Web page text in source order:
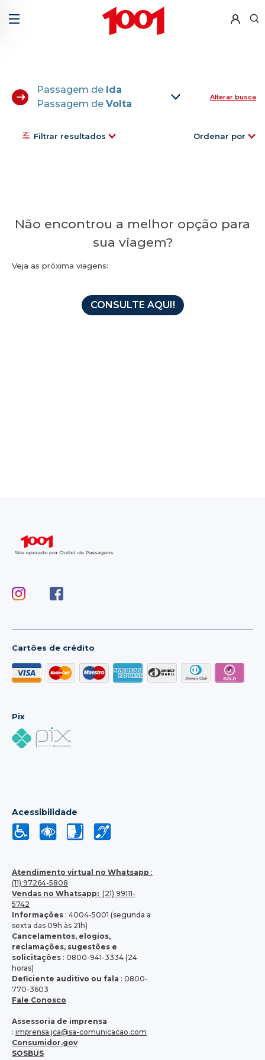
Passagem de Ida
Passagem de Volta
Alterar busca
Filtrar resultados Ordenar por
Não encontrou a melhor opção para
sua viagem?
Veja as próxima viagens:
CONSULTE AQUI!
Cartões de crédito
Pix
Acessibilidade
Atendimento virtual no Whatsapp :
(11) 97264-5808
Vendas no Whatsapp: (21) 99111-
5742
Informações : 4004-5001 (segunda a
sexta das 09h às 21h)
Cancelamentos, elogios,
reclamações, sugestões e
solicitações : 0800-941-3334 (24
horas)
Deficiente auditivo ou fala : 0800-
770-3603
Fale Conosco
Assessoria de imprensa
: imprensa.jca@sa-comunicacao.com
Consumidor.gov
SOSBUS